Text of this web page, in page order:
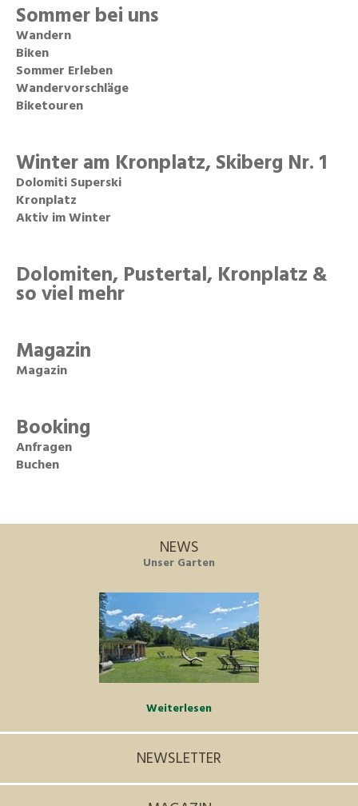
Sommer bei uns
Wandern
Biken
Sommer Erleben
Wandervorschläge
Biketouren
Winter am Kronplatz, Skiberg Nr. 1
Dolomiti Superski
Kronplatz
Aktiv im Winter
Dolomiten, Pustertal, Kronplatz &
so viel mehr
Magazin
Magazin
Booking
Anfragen
Buchen
NEWS
Unser Garten
Weiterlesen
NEWSLETTER